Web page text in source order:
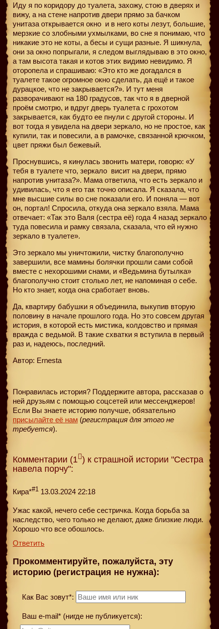
Иду я по коридору до туалета, захожу, стою в дверях и
вижу, а на стене напротив двери прямо за бачком
унитаза открывается окно и в него коты лезут, большие,
мерзкие со злобными ухмылками, во сне я понимаю, что
никакие это не коты, а бесы и сущи разные. Я шикнула,
они за окно попрыгали, я следом выглядываю в это окно,
а там высота такая и котов этих видимо невидимо. Я
оторопела и спрашиваю: «Это кто же догадался в
туалете такое огромное окно сделать, да ещё и такое
дурацкое, что не закрывается?». И тут меня
разворачивают на 180 градусов, так что я в дверной
проём смотрю, и вдруг дверь туалета с грохотом
закрывается, как будто ее пнули с другой стороны. И
вот тогда я увидела на двери зеркало, но не простое, как
купили, так и повесили, а в рамочке, связанной крючком,
цвет пряжи был бежевый.
Проснувшись, я кинулась звонить матери, говорю: «У
тебя в туалете что, зеркало висит на двери, прямо
напротив унитаза?». Мама ответила, что есть зеркало и
удивилась, что я его так точно описала. Я сказала, что
мне высшие силы во сне показали его. И поняла — вот
он, портал! Спросила, откуда она зеркало взяла. Мама
отвечает: «Так это Валя (сестра её) года 4 назад зеркало
туда повесила и рамку связала, сказала, что ей нужно
зеркало в туалете».
Это зеркало мы уничтожили, чистку благополучно
завершили, все мамины болячки прошли сами собой
вместе с нехорошими снами, и «Ведьмина бутылка»
благополучно стоит столько лет, не напоминая о себе.
Но кто знает, когда она сработает вновь.
Да, квартиру бабушки я объединила, выкупив вторую
половину в начале прошлого года. Но это совсем другая
история, в которой есть мистика, колдовство и прямая
вражда с ведьмой. В такие схватки я вступила в первый
раз и, надеюсь, последний.
Автор: Ernesta
Понравилась история? Поддержите автора, рассказав о
ней друзьям с помощью соцсетей или мессенджеров!
Если Вы знаете историю получше, обязательно
присылайте её нам (регистрация для этого не
требуется).
Комментарии (1 ) к страшной истории "Сестра
навела порчу":
Кира*#1 13.03.2024 22:18
Ужас какой, нечего себе сестричка. Когда борьба за
наследство, чего только не делают, даже близкие люди.
Хорошо что все обошлось.
Ответить
Прокомментируйте, пожалуйста, эту
историю (регистрация не нужна):
Как Вас зовут*:
Ваш e-mail* (нигде не публикуется):